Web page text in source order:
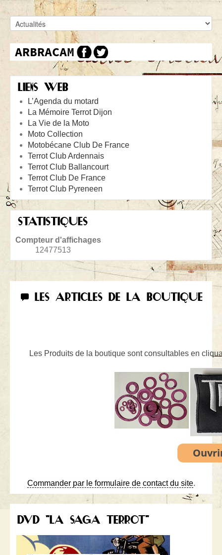
LIENS WEB
L’Agenda du motard
La Mémoire Terrot Dijon
La Vie de la Moto
Moto Collection
Motobécane Club De France
Terrot Club Ardennais
Terrot Club Ballancourt
Terrot Club De France
Terrot Club Pyreneen
STATISTIQUES
Compteur d'affichages
12477513
LES ARTICLES DE LA BOUTIQUE
Les Produits de la boutique sont consultables en
Commander par le formulaire de contact du site.
DVD "LA SAGA TERROT"